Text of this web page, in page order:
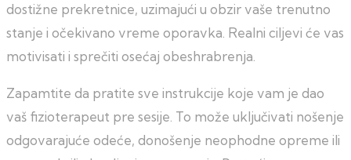
dostižne prekretnice, uzimajući u obzir vaše trenutno
stanje i očekivano vreme oporavka. Realni ciljevi će vas
motivisati i sprečiti osećaj obeshrabrenja.
Zapamtite da pratite sve instrukcije koje vam je dao
vaš fizioterapeut pre sesije. To može uključivati nošenje
odgovarajuće odeće, donošenje neophodne opreme ili